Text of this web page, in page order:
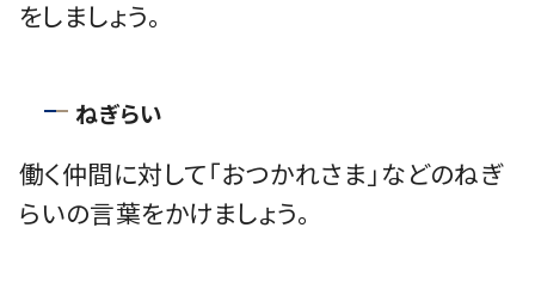
をしましょう。
ねぎらい
働く仲間に対して「おつかれさま」などのねぎ
らいの言葉をかけましょう。